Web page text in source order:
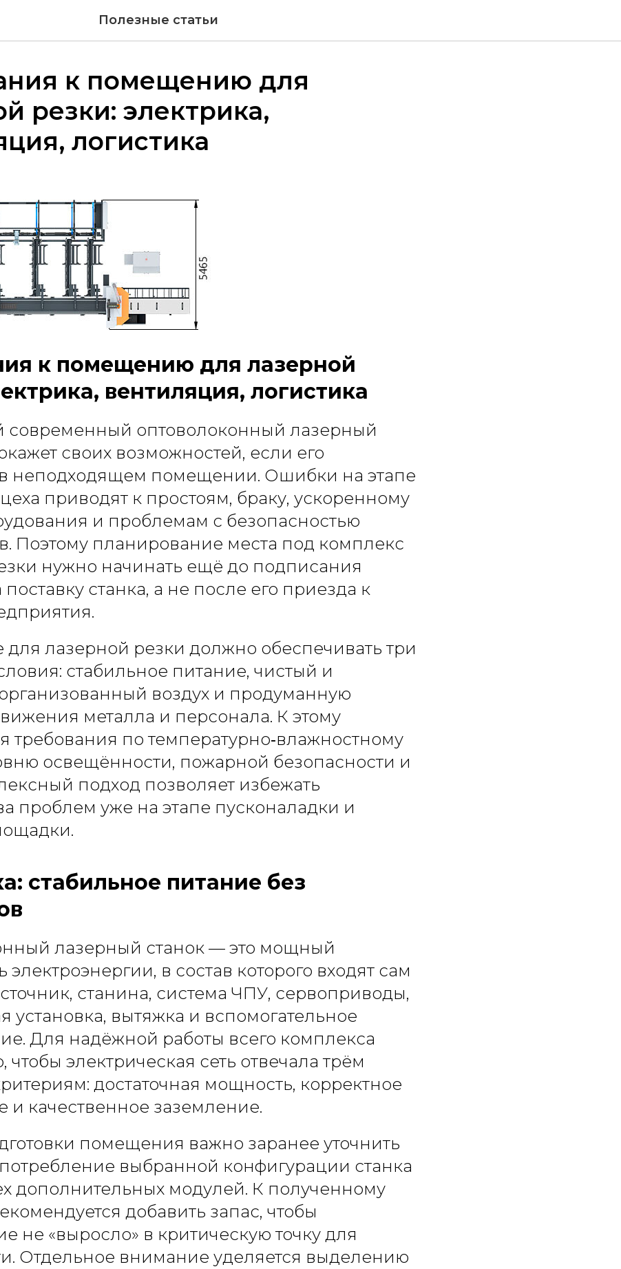
Полезные статьи
к помещению для
резки: электрика,
логистика
к помещению для лазерной
вентиляция, логистика
оптоволоконный лазерный
своих возможностей, если его
в неподходящем помещении. Ошибки на этапе
приводят к простоям, браку, ускоренному
и проблемам с безопасностью
Поэтому планирование места под комплекс
нужно начинать ещё до подписания
станка, а не после его приезда к
лазерной резки должно обеспечивать три
стабильное питание, чистый и
воздух и продуманную
металла и персонала. К этому
требования по температурно‑влажностному
освещённости, пожарной безопасности и
подход позволяет избежать
проблем уже на этапе пусконаладки и
стабильное питание без
лазерный станок — это мощный
электроэнергии, в состав которого входят сам
станина, система ЧПУ, сервоприводы,
установка, вытяжка и вспомогательное
Для надёжной работы всего комплекса
чтобы электрическая сеть отвечала трём
достаточная мощность, корректное
и качественное заземление.
помещения важно заранее уточнить
выбранной конфигурации станка
дополнительных модулей. К полученному
добавить запас, чтобы
не «выросло» в критическую точку для
Отдельное внимание уделяется выделению